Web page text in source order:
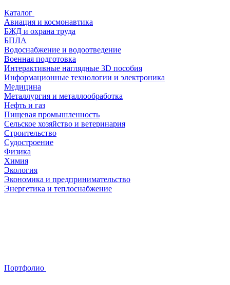
Каталог
Авиация и космонавтика
БЖД и охрана труда
БПЛА
Водоснабжение и водоотведение
Военная подготовка
Интерактивные наглядные 3D пособия
Информационные технологии и электроника
Медицина
Металлургия и металлообработка
Нефть и газ
Пищевая промышленность
Сельское хозяйство и ветеринария
Строительство
Судостроение
Физика
Химия
Экология
Экономика и предпринимательство
Энергетика и теплоснабжение
Портфолио